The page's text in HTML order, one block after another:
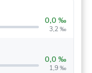
0,0 ‰
3,2 ‰
0,0 ‰
1,9 ‰